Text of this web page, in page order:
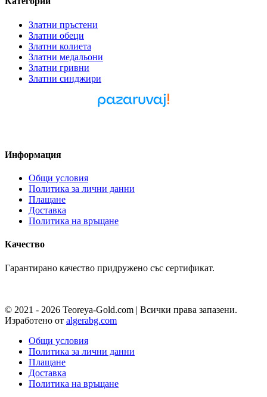
Златни пръстени
Златни обеци
Златни колиета
Златни медальони
Златни гривни
Златни синджири
Информация
Общи условия
Политика за лични данни
Плащане
Доставка
Политика на връщане
Качество
Гарантирано качество придружено със сертификат.
© 2021 - 2026 Teoreya-Gold.com | Всички права запазени.
Изработено от algerabg.com
Общи условия
Политика за лични данни
Плащане
Доставка
Политика на връщане